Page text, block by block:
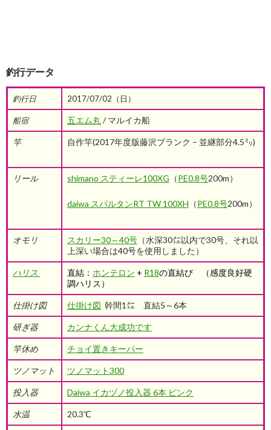
釣行データ
釣行日 2017/07/02（日）
船宿 五エム丸/ マルイカ船
竿 自作竿(2017年度版藤沢ブランク – 並継部分4.5㍉)
リール shimano スティーレ100XG （PE0.8号200m）
daiwa スパルタンRT TW 100XH （PE0.8号200m）
オモリ スカリー30～40号 （水深30㍍以内で30号、それ以
上深い場合は40号を使用しました）
ハリス 直結： ホンテロン + R18の直結び （感度良好硬
調ハリス）
仕掛け図 仕掛け図 幹間1㍍ 直結5～6本
研ぎ器 カンナくん大成功です
竿休め チョイ置きキーパー
ツノマット ツノマット300
投入器 Daiwa イカヅノ投入器 6本 ピンク
水温 20.3℃